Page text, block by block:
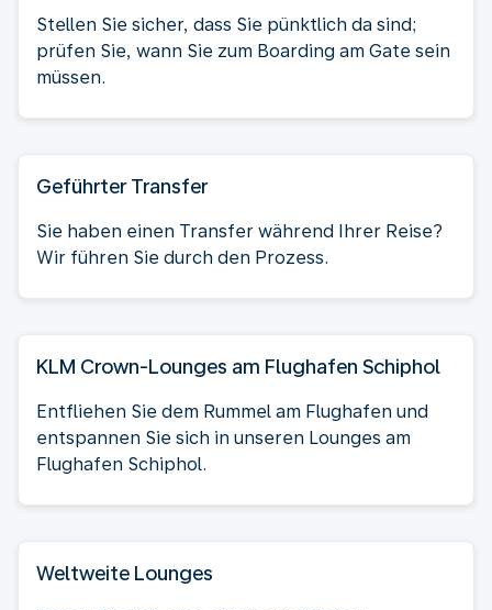
Stellen Sie sicher, dass Sie pünktlich da sind;
prüfen Sie, wann Sie zum Boarding am Gate sein
müssen.
Geführter Transfer
Sie haben einen Transfer während Ihrer Reise?
Wir führen Sie durch den Prozess.
KLM Crown-Lounges am Flughafen Schiphol
Entfliehen Sie dem Rummel am Flughafen und
entspannen Sie sich in unseren Lounges am
Flughafen Schiphol.
Weltweite Lounges